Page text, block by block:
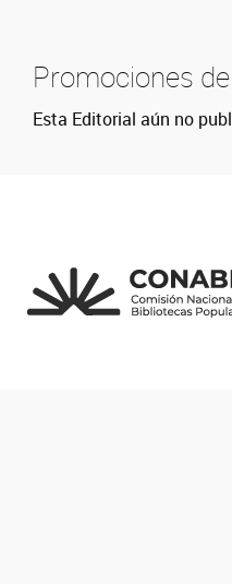
Promociones
Esta Editorial aún no